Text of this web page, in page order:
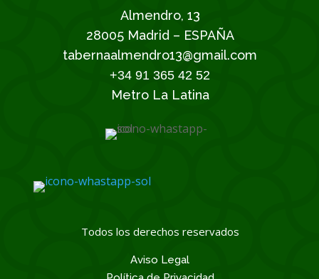
Almendro, 13
28005 Madrid – ESPAÑA
tabernaalmendro13@gmail.com
+34 91 365 42 52
Metro La Latina
Todos los derechos reservados
Aviso Legal